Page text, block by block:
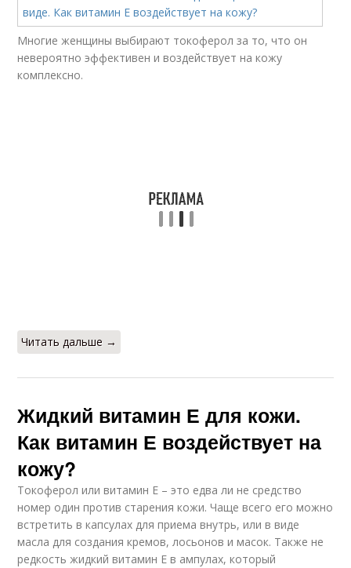
Многие женщины выбирают токоферол за то, что он
невероятно эффективен и воздействует на кожу
комплексно.
Читать дальше →
Жидкий витамин Е для кожи.
Как витамин Е воздействует на
кожу?
Токоферол или витамин Е – это едва ли не средство
номер один против старения кожи. Чаще всего его можно
встретить в капсулах для приема внутрь, или в виде
масла для создания кремов, лосьонов и масок. Также не
редкость жидкий витамин Е в ампулах, который